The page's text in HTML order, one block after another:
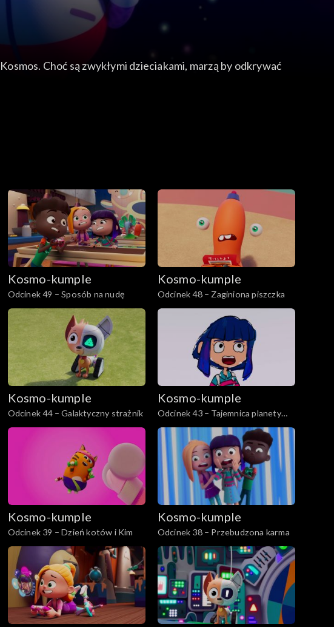
Choć są zwykłymi dzieciakami, marzą by odkrywać
Kosmo-kumple
Odcinek 49 – Sposób na nudę
Kosmo-kumple
Odcinek 48 – Zaginiona piszczka
Kosmo-kumple
Odcinek 44 – Galaktyczny strażnik
Kosmo-kumple
Odcinek 43 – Tajemnica planety
rysunek
Kosmo-kumple
Odcinek 39 – Dzień kotów i Kim
Kosmo-kumple
Odcinek 38 – Przebudzona karma